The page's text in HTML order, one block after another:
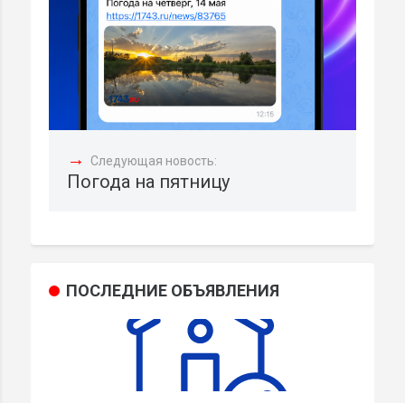
→ Следующая новость:
Погода на пятницу
ПОСЛЕДНИЕ ОБЪЯВЛЕНИЯ